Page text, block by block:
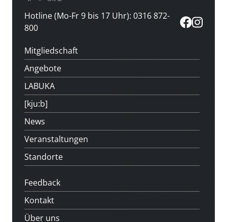
Hotline (Mo-Fr 9 bis 17 Uhr): 0316 872-
800
Mitgliedschaft
Angebote
LABUKA
[kju:b]
News
Veranstaltungen
Standorte
Feedback
Kontakt
Über uns